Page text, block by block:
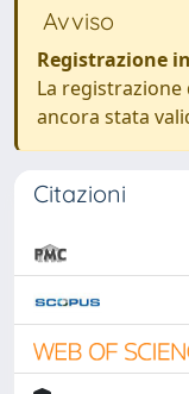
Avviso
Registrazione
La
ancora stata
Citazioni